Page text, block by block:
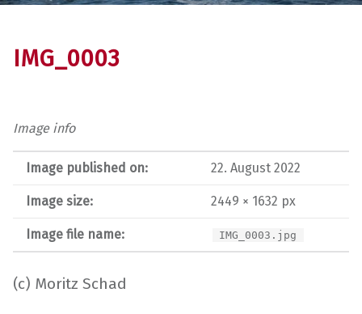
IMG_0003
Image info
Image published on: 22. August 2022
Image size: 2449 × 1632 px
Image file name: IMG_0003.jpg
(c) Moritz Schad